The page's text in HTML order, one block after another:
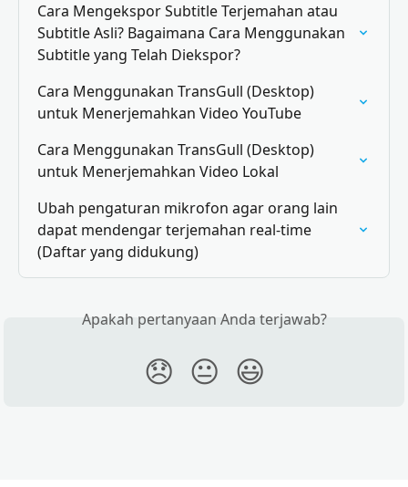
Cara Mengekspor Subtitle Terjemahan atau
Subtitle Asli? Bagaimana Cara Menggunakan
Subtitle yang Telah Diekspor?
Cara Menggunakan TransGull (Desktop)
untuk Menerjemahkan Video YouTube
Cara Menggunakan TransGull (Desktop)
untuk Menerjemahkan Video Lokal
Ubah pengaturan mikrofon agar orang lain
dapat mendengar terjemahan real-time
(Daftar yang didukung)
Apakah pertanyaan Anda terjawab?
😞 😐 😃